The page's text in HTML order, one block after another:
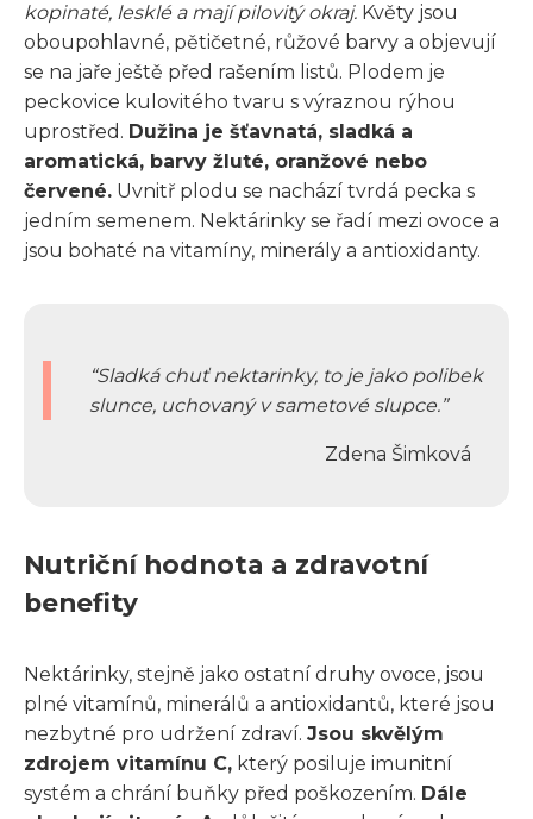
kopinaté, lesklé a mají pilovitý okraj. Květy jsou
oboupohlavné, pětičetné, růžové barvy a objevují
se na jaře ještě před rašením listů. Plodem je
peckovice kulovitého tvaru s výraznou rýhou
uprostřed. Dužina je šťavnatá, sladká a
aromatická, barvy žluté, oranžové nebo
červené. Uvnitř plodu se nachází tvrdá pecka s
jedním semenem. Nektárinky se řadí mezi ovoce a
jsou bohaté na vitamíny, minerály a antioxidanty.
Sladká chuť nektarinky, to je jako polibek
slunce, uchovaný v sametové slupce.
Zdena Šimková
Nutriční hodnota a zdravotní
benefity
Nektárinky, stejně jako ostatní druhy ovoce, jsou
plné vitamínů, minerálů a antioxidantů, které jsou
nezbytné pro udržení zdraví. Jsou skvělým
zdrojem vitamínu C, který posiluje imunitní
systém a chrání buňky před poškozením. Dále